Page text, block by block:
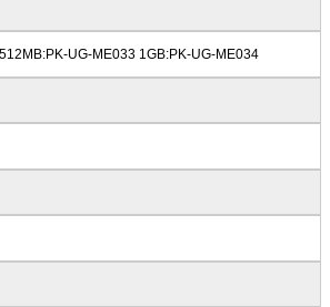
UG-ME033 1GB:PK-UG-ME034